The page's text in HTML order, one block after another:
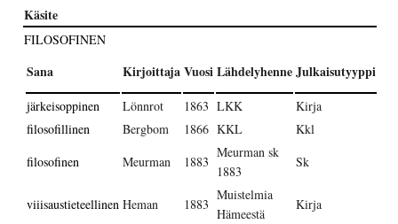
Käsite
FILOSOFINEN
Sana KirjoittajaVuosiLähdelyhenneJulkaisutyyppi
järkeisoppinen Lönnrot 1863 LKK Kirja
filosofillinen
Bergbom 1866 KKL
Kkl
filosofinen
Meurman 1883
Meurman sk
1883
Sk
viiisaustieteellinen Heman 1883
Muistelmia
Hämeestä
Kirja